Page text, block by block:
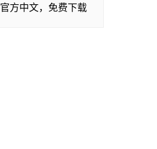
官方中文，免费下载